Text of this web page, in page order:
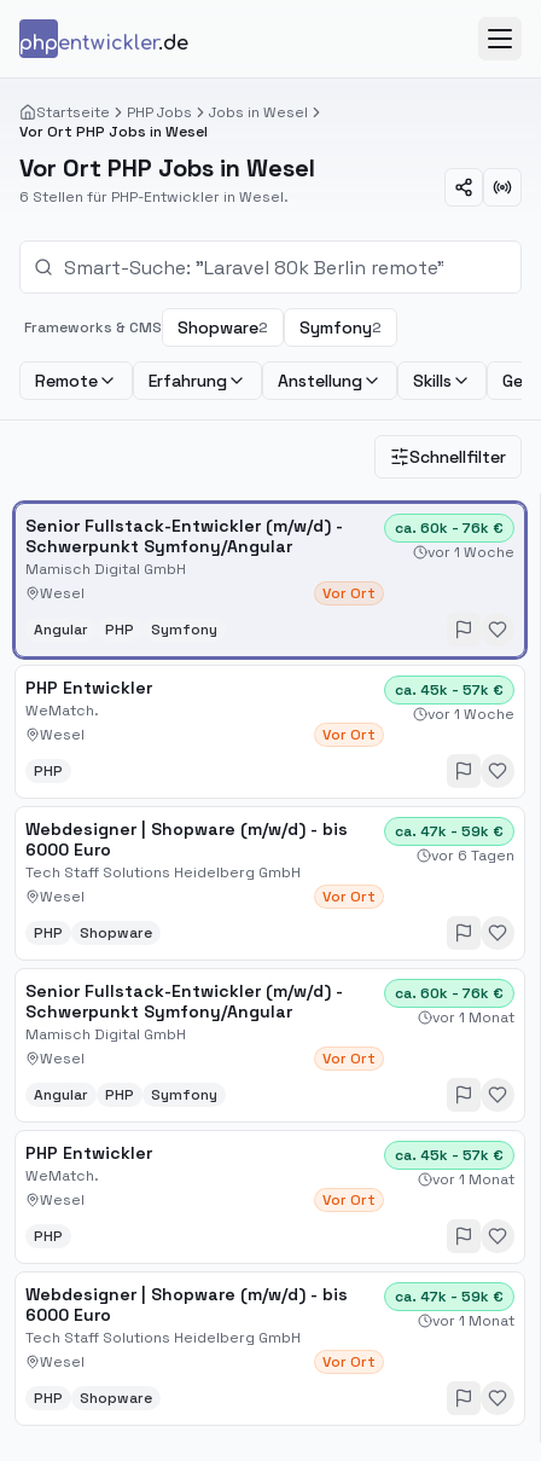
phpentwickler.de
Startseite PHP Jobs
Jobs in Wesel
Vor Ort PHP Jobs in Wesel
Vor Ort PHP Jobs in Wesel
6 Stellen für PHP-Entwickler in Wesel.
Frameworks & CMS Shopware2 Symfony2
Remote Erfahrung Anstellung Skills
Schnellfilter
Senior Fullstack-Entwickler (m/w/d) -
Schwerpunkt Symfony/Angular
Mamisch Digital GmbH
Wesel
Vor Ort
ca. 60k - 76k €
vor 1 Woche
Angular PHP Symfony
PHP Entwickler
WeMatch.
Wesel
Vor Ort
ca. 45k - 57k €
vor 1 Woche
PHP
Webdesigner | Shopware (m/w/d) - bis
6000 Euro
Tech Staff Solutions Heidelberg GmbH
Wesel
Vor Ort
ca. 47k - 59k €
vor 6 Tagen
PHP Shopware
Senior Fullstack-Entwickler (m/w/d) -
Schwerpunkt Symfony/Angular
Mamisch Digital GmbH
Wesel
Vor Ort
ca. 60k - 76k €
vor 1 Monat
Angular PHP Symfony
PHP Entwickler
WeMatch.
Wesel
Vor Ort
ca. 45k - 57k €
vor 1 Monat
PHP
Webdesigner | Shopware (m/w/d) - bis
6000 Euro
Tech Staff Solutions Heidelberg GmbH
Wesel
Vor Ort
ca. 47k - 59k €
vor 1 Monat
PHP Shopware